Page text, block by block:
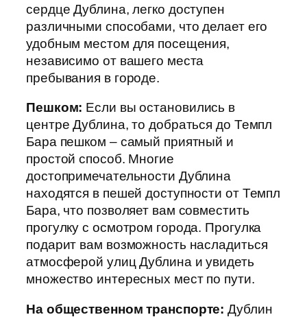
сердце Дублина, легко доступен
различными способами, что делает его
удобным местом для посещения,
независимо от вашего места
пребывания в городе.
Пешком: Если вы остановились в
центре Дублина, то добраться до Темпл
Бара пешком – самый приятный и
простой способ. Многие
достопримечательности Дублина
находятся в пешей доступности от Темпл
Бара, что позволяет вам совместить
прогулку с осмотром города. Прогулка
подарит вам возможность насладиться
атмосферой улиц Дублина и увидеть
множество интересных мест по пути.
На общественном транспорте: Дублин